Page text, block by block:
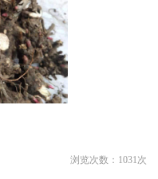
浏览次数： 1031次